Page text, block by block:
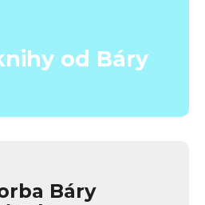
od Báry
Báry